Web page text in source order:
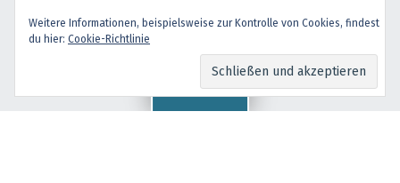
Menu
Weitere Informationen, beispielsweise zur Kontrolle von Cookies, findest
du hier: Cookie-Richtlinie